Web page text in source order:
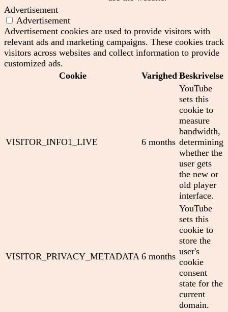
Advertisement
Advertisement
Advertisement cookies are used to provide visitors with
relevant ads and marketing campaigns. These cookies track
visitors across websites and collect information to provide
customized ads.
Cookie
Varighed Beskrivelse
VISITOR_INFO1_LIVE 6 months
YouTube
sets this
cookie to
measure
bandwidth,
determining
whether the
user gets
the new or
old player
interface.
VISITOR_PRIVACY_METADATA 6 months
YouTube
sets this
cookie to
store the
user's
cookie
consent
state for the
current
domain.